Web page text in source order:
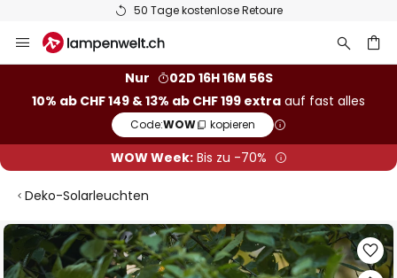
50 Tage kostenlose Retoure
Inhalt
Nur
02D 16H 16M 56S
10% ab CHF 149 & 13% ab CHF 199 extra auf fast alles
Code:WOW kopieren
WOW Week:Bis zu -70%
Deko-Solarleuchten
Zum
Ende